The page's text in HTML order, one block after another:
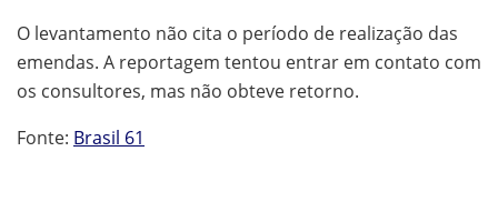
O levantamento não cita o período de realização das
emendas. A reportagem tentou entrar em contato com
os consultores, mas não obteve retorno.
Fonte: Brasil 61